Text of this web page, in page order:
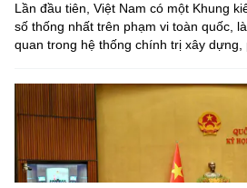
Lần đầu tiên, Việt Nam có một Khung
số thống nhất trên phạm vi toàn quốc,
quan trong hệ thống chính trị xây dựng,